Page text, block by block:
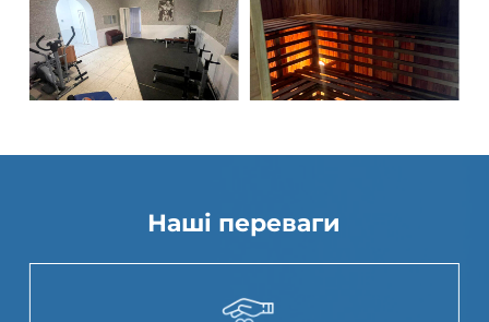
Наші переваги